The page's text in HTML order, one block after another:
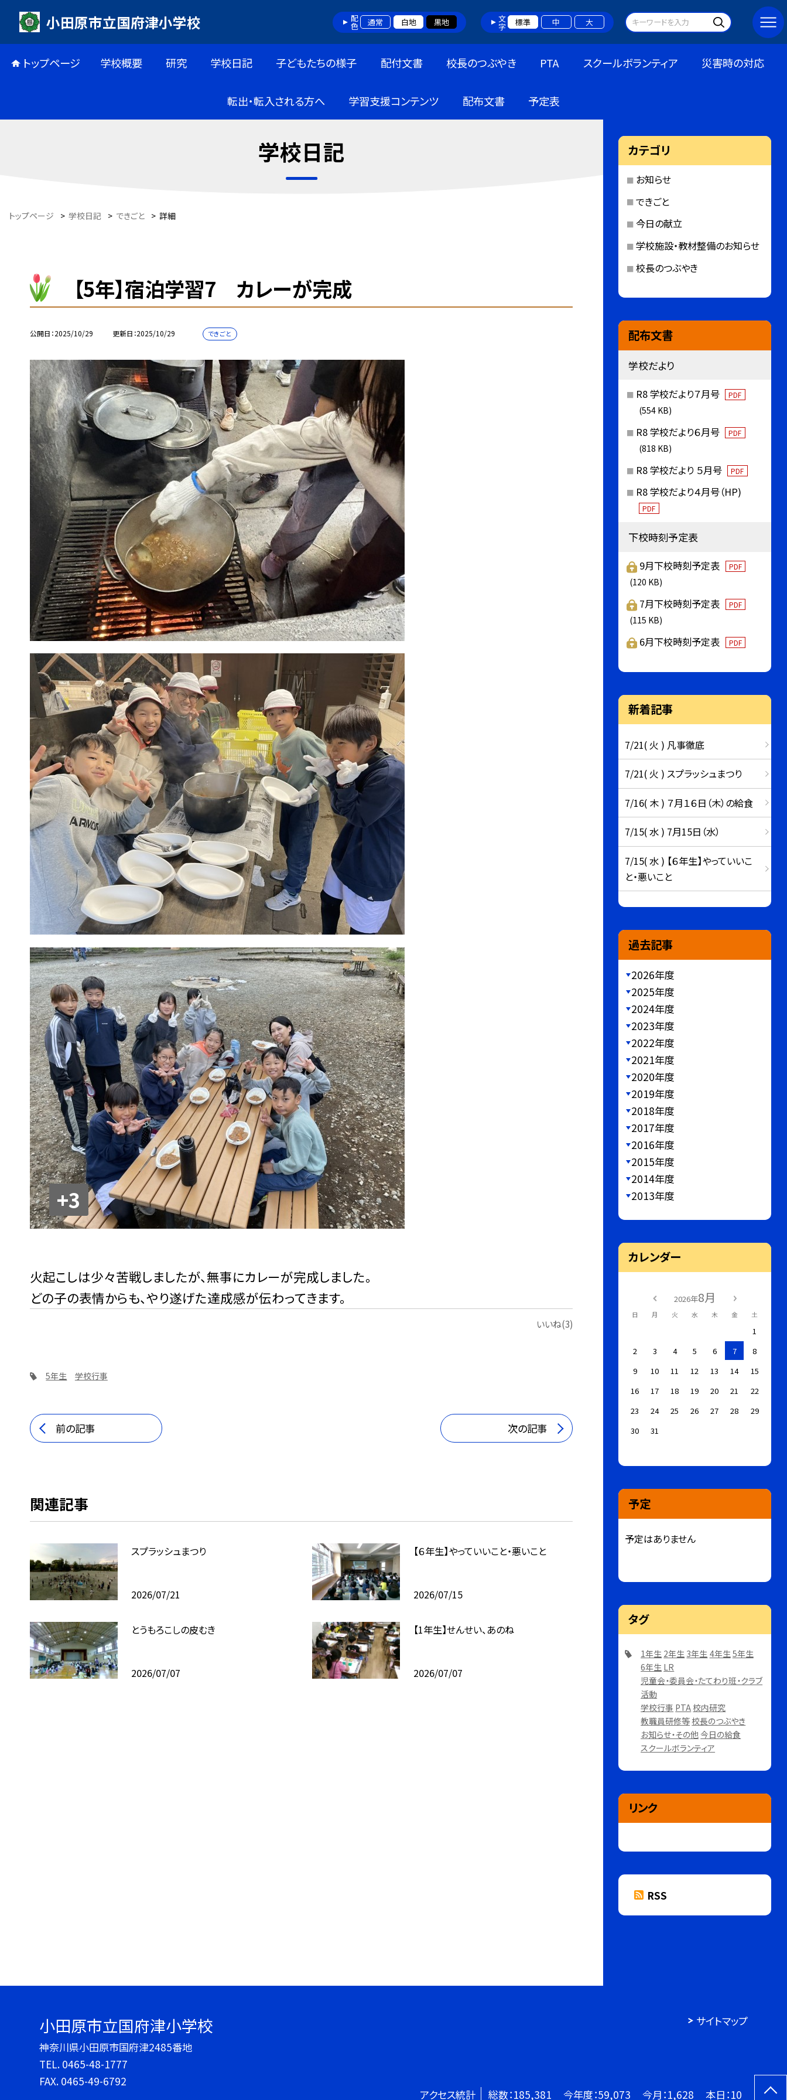
小田原市立国府津小学校 配色 通常 白地 黒地 文字 標準 中 大
トップページ 学校概要 研究 学校日記 子どもたちの様子 配付文書 校長のつぶやき PTA スクールボランティア 災害時の対応
転出・転入される方へ 学習支援コンテンツ 配布文書 予定表
学校日記
トップページ > 学校日記 > できごと > 詳細
【5年】宿泊学習7 カレーが完成
公開日 2025/10/29 更新日 2025/10/29 できごと
+3
火起こしは少々苦戦しましたが、無事にカレーが完成しました。
どの子の表情からも、やり遂げた達成感が伝わってきます。
いいね(3)
5年生 学校行事
前の記事 次の記事
関連記事
スプラッシュまつり
2026/07/21
【６年生】やっていいこと・悪いこと
2026/07/15
とうもろこしの皮むき
2026/07/07
【1年生】せんせい、あのね
2026/07/07
カテゴリ
お知らせ
できごと
今日の献立
学校施設・教材整備のお知らせ
校長のつぶやき
配布文書
学校だより
R8 学校だより７月号 PDF
(554 KB)
R8 学校だより６月号 PDF
(818 KB)
R8 学校だより ５月号 PDF
R8 学校だより４月号（HP)
PDF
下校時刻予定表
9月下校時刻予定表 PDF
(120 KB)
7月下校時刻予定表 PDF
(115 KB)
6月下校時刻予定表 PDF
新着記事
7/21( 火 ) 凡事徹底
7/21( 火 ) スプラッシュまつり
7/16( 木 ) ７月１６日（木）の給食
7/15( 水 ) 7月15日（水）
7/15( 水 ) 【６年生】やっていいこ
と・悪いこと
過去記事
2026年度
2025年度
2024年度
2023年度
2022年度
2021年度
2020年度
2019年度
2018年度
2017年度
2016年度
2015年度
2014年度
2013年度
カレンダー
2026年8月
日 月 火 水 木 金 土
1
2
3 4 5 6 7
8
9
10 11 12 13 14
15
16
17 18 19 20 21
22
23
24 25 26 27 28
29
30
31
予定
予定はありません
タグ
1年生 2年生 3年生 4年生 5年生
6年生 LR
児童会・委員会・たてわり班・クラブ
活動
学校行事 PTA 校内研究
教職員研修等 校長のつぶやき
お知らせ・その他 今日の給食
スクールボランティア
リンク
RSS
小田原市立国府津小学校
神奈川県小田原市国府津2485番地
TEL. 0465-48-1777
FAX. 0465-49-6792
サイトマップ
アクセス統計 総数：185,381 今年度：59,073 今月：1,628 本日：10